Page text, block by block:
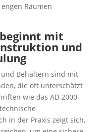
Räumen
mit
und
Behältern sind mit
die oft unterschätzt
wie das AD 2000-
in der Praxis zeigt sich,